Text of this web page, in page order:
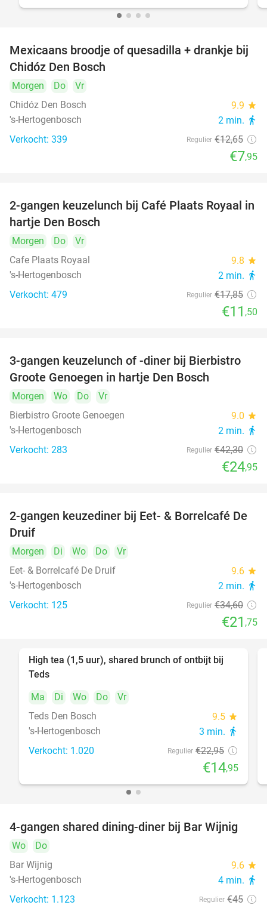
37%
Mexicaans broodje of quesadilla + drankje bij
Chidóz Den Bosch
Morgen Do
Vr
Chidóz Den Bosch
9.9 star
's-Hertogenbosch 2 min. directions_walk
Verkocht: 339 Regulier €12,65
€7,95
36%
2-gangen keuzelunch bij Café Plaats Royaal in
hartje Den Bosch
Morgen Do
Vr
Cafe Plaats Royaal
9.8 star
's-Hertogenbosch 2 min. directions_walk
Verkocht: 479 Regulier €17,85
€11 ,50
41%
3-gangen keuzelunch of -diner bij Bierbistro
Groote Genoegen in hartje Den Bosch
Morgen Wo Do
Vr
Bierbistro Groote Genoegen
9.0 star
's-Hertogenbosch 2 min. directions_walk
Verkocht: 283 Regulier €42,30
€24,95
37%
2-gangen keuzediner bij Eet- & Borrelcafé De
Druif
Morgen Di Wo Do
Vr
Eet- & Borrelcafé De Druif
9.6 star
's-Hertogenbosch 2 min. directions_walk
Verkocht: 125 Regulier €34,60
€21 ,75
35%
High tea (1,5 uur), shared brunch of ontbijt bij
Teds
Ma
Di Wo Do
Vr
Teds Den Bosch
9.5 star
's-Hertogenbosch 3 min. directions_walk
Verkocht: 1.020 Regulier €22,95
€14,95
45%
4-gangen shared dining-diner bij Bar Wijnig
Wo
Do
Bar Wijnig
9.6 star
's-Hertogenbosch 4 min. directions_walk
Verkocht: 1.123 Regulier €45